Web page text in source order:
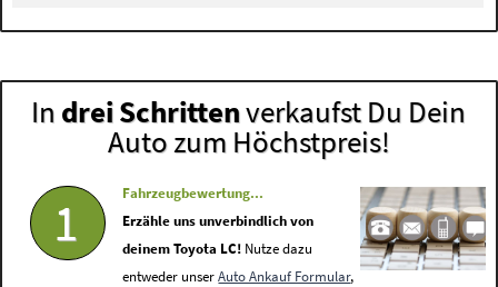
In drei Schrittenverkaufst Du Dein
Auto zum Höchstpreis!
1
Fahrzeugbewertung...
Erzähle uns unverbindlich von
deinem Toyota LC! Nutze dazu
entweder unserAuto Ankauf Formular,